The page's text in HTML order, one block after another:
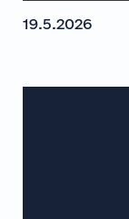
19.5.2026